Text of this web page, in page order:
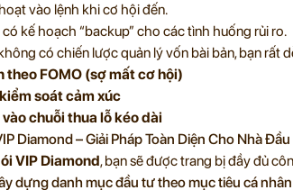
vào lệnh khi cơ hội đến.
có kế hoạch “backup” cho các tình huống rủi ro.
có chiến lược quản lý vốn bài bản, bạn rất
theo FOMO (sợ mất cơ hội)
soát cảm xúc
vào chuỗi thua lỗ kéo dài
Diamond – Giải Pháp Toàn Diện Cho Nhà
VIP Diamond, bạn sẽ được trang bị đầy đủ
dựng danh mục đầu tư theo mục tiêu cá nhân